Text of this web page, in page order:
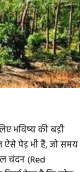
भविष्य की बड़ी
ऐसे पेड़ भी हैं, जो समय
चंदन (Red